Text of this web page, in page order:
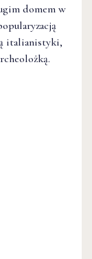
domem w
italianistyki,